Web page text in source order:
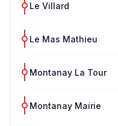
Le Villard
Le Mas Mathieu
Montanay La Tour
Montanay Mairie